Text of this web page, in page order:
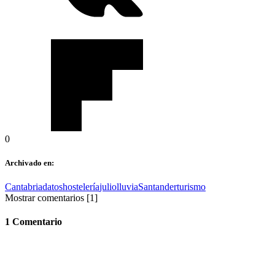
0
Archivado en:
CantabriadatoshosteleríajuliolluviaSantanderturismo
Mostrar comentarios [1]
1 Comentario